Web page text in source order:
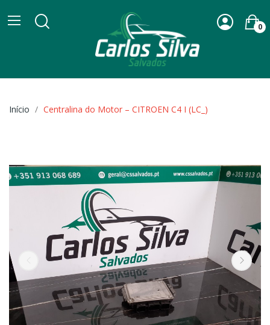
0
Início Centralina do Motor – CITROEN C4 I (LC_)